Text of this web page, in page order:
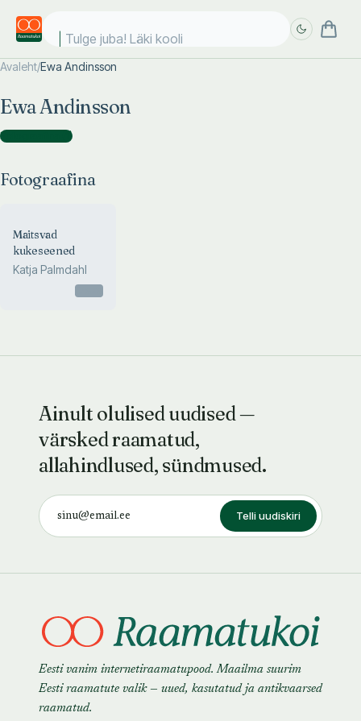
Tulge juba! Läki kooli!
Avaleht/Ewa Andinsson
Ewa Andinsson
Fotograafina )
Fotograafina
Maitsvad
kukeseened
Katja Palmdahl
Ainult olulised uudised —
värsked raamatud,
allahindlused, sündmused.
Telli uudiskiri
Eesti vanim internetiraamatupood. Maailma suurim
Eesti raamatute valik — uued, kasutatud ja antikvaarsed
raamatud.